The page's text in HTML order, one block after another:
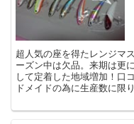
超人気の座を得たレンジマ
ーズン中は欠品。来期は更
して定着した地域増加！口
ドメイドの為に生産数に限